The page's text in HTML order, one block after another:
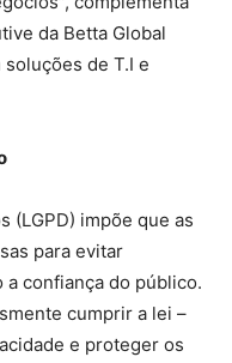
da Betta Global
de T.I e
(LGPD) impõe que as
para evitar
a confiança do público.
cumprir a lei –
e proteger os